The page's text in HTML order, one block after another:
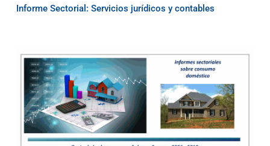
Informe Sectorial: Servicios jurídicos y contables